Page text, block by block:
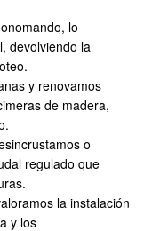
lo
devolviendo la
y renovamos
de madera,
o
regulado que
la instalación
y los